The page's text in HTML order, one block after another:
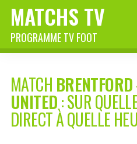
MATCHS TV
PROGRAMME TV FOOT
MATCH BRENTFORD
UNITED: SUR
DIRECT À QUELLE